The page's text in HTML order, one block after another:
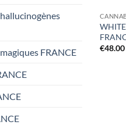
FRANCE
€48.00